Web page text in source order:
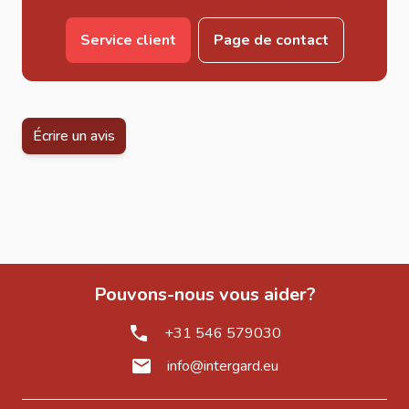
jardinière bois dur
permet d’ajouter de la végétation
sans nécessiter de plantation directe dans le sol. Elle est
particulièrement adaptée aux espaces où vous souhaitez
Son format allongé permet de créer une belle
composition de fleurs ou de plantes tout en occupant une
nombreuses applications :
Plantation de fleurs saisonnières
Culture de plantes aromatiques
Service client Page de contact
Écrire un avis
Pouvons-nous vous aider?
+31 546 579030
info@intergard.eu